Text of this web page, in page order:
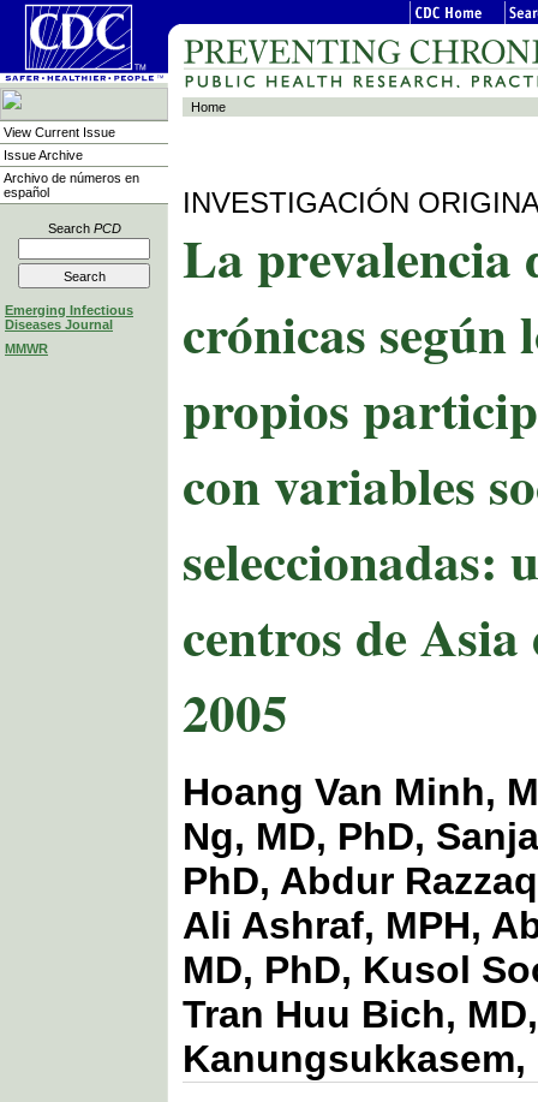
View Current Issue
Issue Archive
Archivo de números en
español
Search PCD
Emerging Infectious
Diseases Journal
MMWR
Home
INVESTIGACIÓN
La prevalencia
crónicas
propios
con variables
seleccionadas:
centros de
2005
Hoang Van Minh,
Ng, MD, PhD,
PhD, Abdur
Ali Ashraf, MPH,
MD, PhD, Kusol
Tran Huu Bich,
Kanungsukkasem,